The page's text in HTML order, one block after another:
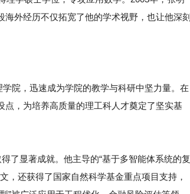
外经历不仅拓宽了他的学术视野，也让他深刻
院，迅速成为学院的教学与科研中坚力量。在
，为培养高质量的理工科人才奠定了坚实基
显著成就。他主导的“基于多智能体系统的复
，还获得了国家自然科学基金重点项目支持，